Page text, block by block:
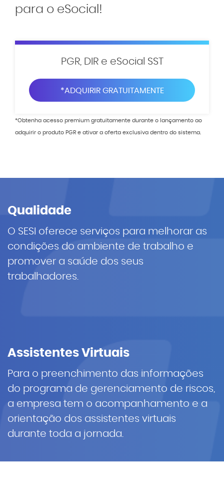
para o eSocial!
PGR, DIR e eSocial SST
*ADQUIRIR GRATUITAMENTE
*Obtenha acesso premium gratuitamente durante o lançamento ao
adquirir o produto PGR e ativar a oferta exclusiva dentro do sistema.
Qualidade
O SESI oferece serviços para melhorar as
condições do ambiente de trabalho e
promover a saúde dos seus
trabalhadores.
Assistentes Virtuais
Para o preenchimento das informações
do programa de gerenciamento de riscos,
a empresa tem o acompanhamento e a
orientação dos assistentes virtuais
durante toda a jornada.